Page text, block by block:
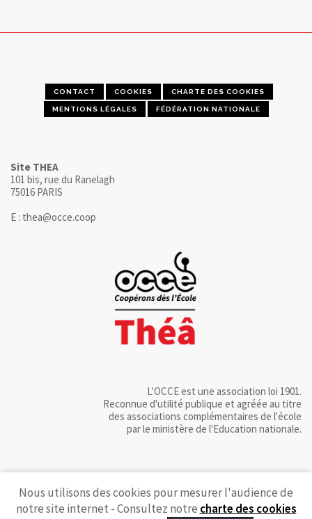
CONTACT COOKIES CHARTE DES COOKIES
MENTIONS LÉGALES FÉDÉRATION NATIONALE
Site THEA
101 bis, rue du Ranelagh
75016 PARIS
E : thea@occe.coop
L'OCCE est une association loi 1901.
Reconnue d'utilité publique et agréée au titre
des associations complémentaires de l'école
par le ministère de l'Education nationale.
Nous utilisons des cookies pour mesurer l'audience de
notre site internet - Consultez notre charte des cookies